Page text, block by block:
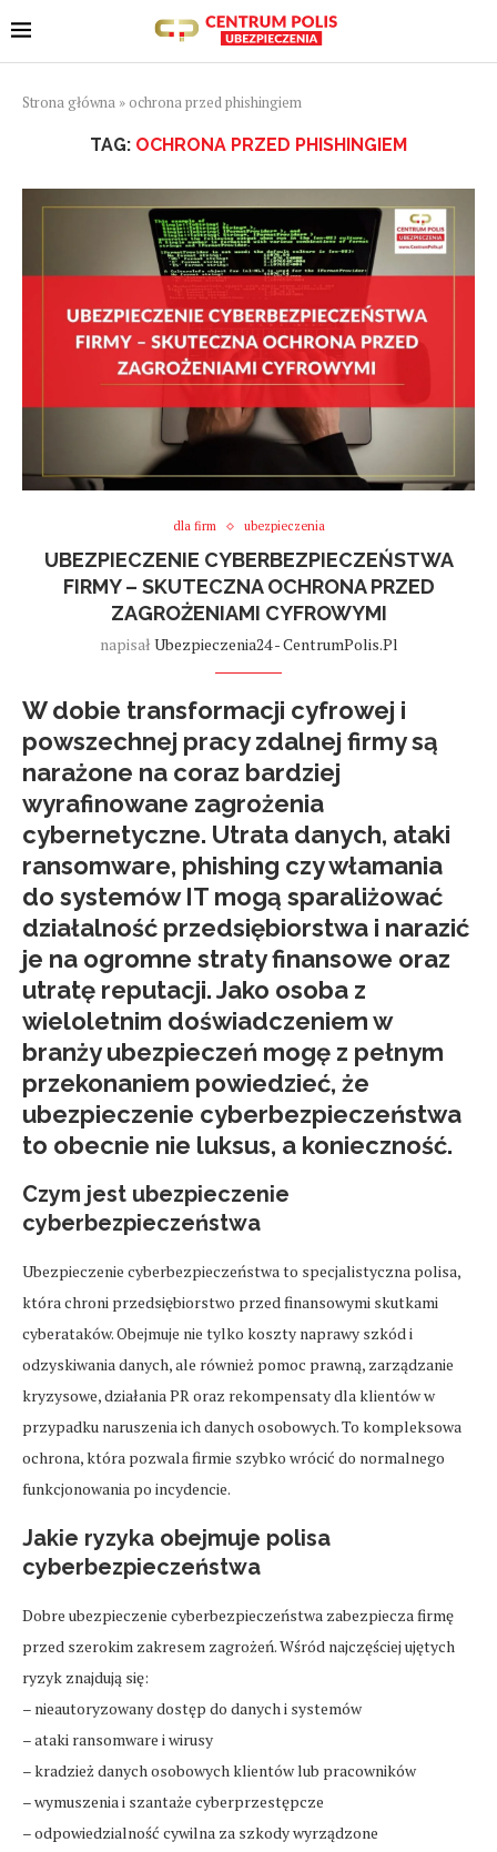
Strona główna » ochrona przed phishingiem
TAG: OCHRONA PRZED PHISHINGIEM
dla firm ubezpieczenia
UBEZPIECZENIE CYBERBEZPIECZEŃSTWA
FIRMY – SKUTECZNA OCHRONA PRZED
ZAGROŻENIAMI CYFROWYMI
napisał Ubezpieczenia24 - CentrumPolis.pl
W dobie transformacji cyfrowej i
powszechnej pracy zdalnej firmy są
narażone na coraz bardziej
wyrafinowane zagrożenia
cybernetyczne. Utrata danych, ataki
ransomware, phishing czy włamania
do systemów IT mogą sparaliżować
działalność przedsiębiorstwa i narazić
je na ogromne straty finansowe oraz
utratę reputacji. Jako osoba z
wieloletnim doświadczeniem w
branży ubezpieczeń mogę z pełnym
przekonaniem powiedzieć, że
ubezpieczenie cyberbezpieczeństwa
to obecnie nie luksus, a konieczność.
Czym jest ubezpieczenie
cyberbezpieczeństwa
Ubezpieczenie cyberbezpieczeństwa to specjalistyczna polisa,
która chroni przedsiębiorstwo przed finansowymi skutkami
cyberataków. Obejmuje nie tylko koszty naprawy szkód i
odzyskiwania danych, ale również pomoc prawną, zarządzanie
kryzysowe, działania PR oraz rekompensaty dla klientów w
przypadku naruszenia ich danych osobowych. To kompleksowa
ochrona, która pozwala firmie szybko wrócić do normalnego
funkcjonowania po incydencie.
Jakie ryzyka obejmuje polisa
cyberbezpieczeństwa
Dobre ubezpieczenie cyberbezpieczeństwa zabezpiecza firmę
przed szerokim zakresem zagrożeń. Wśród najczęściej ujętych
ryzyk znajdują się:
– nieautoryzowany dostęp do danych i systemów
– ataki ransomware i wirusy
– kradzież danych osobowych klientów lub pracowników
– wymuszenia i szantaże cyberprzestępcze
– odpowiedzialność cywilna za szkody wyrządzone